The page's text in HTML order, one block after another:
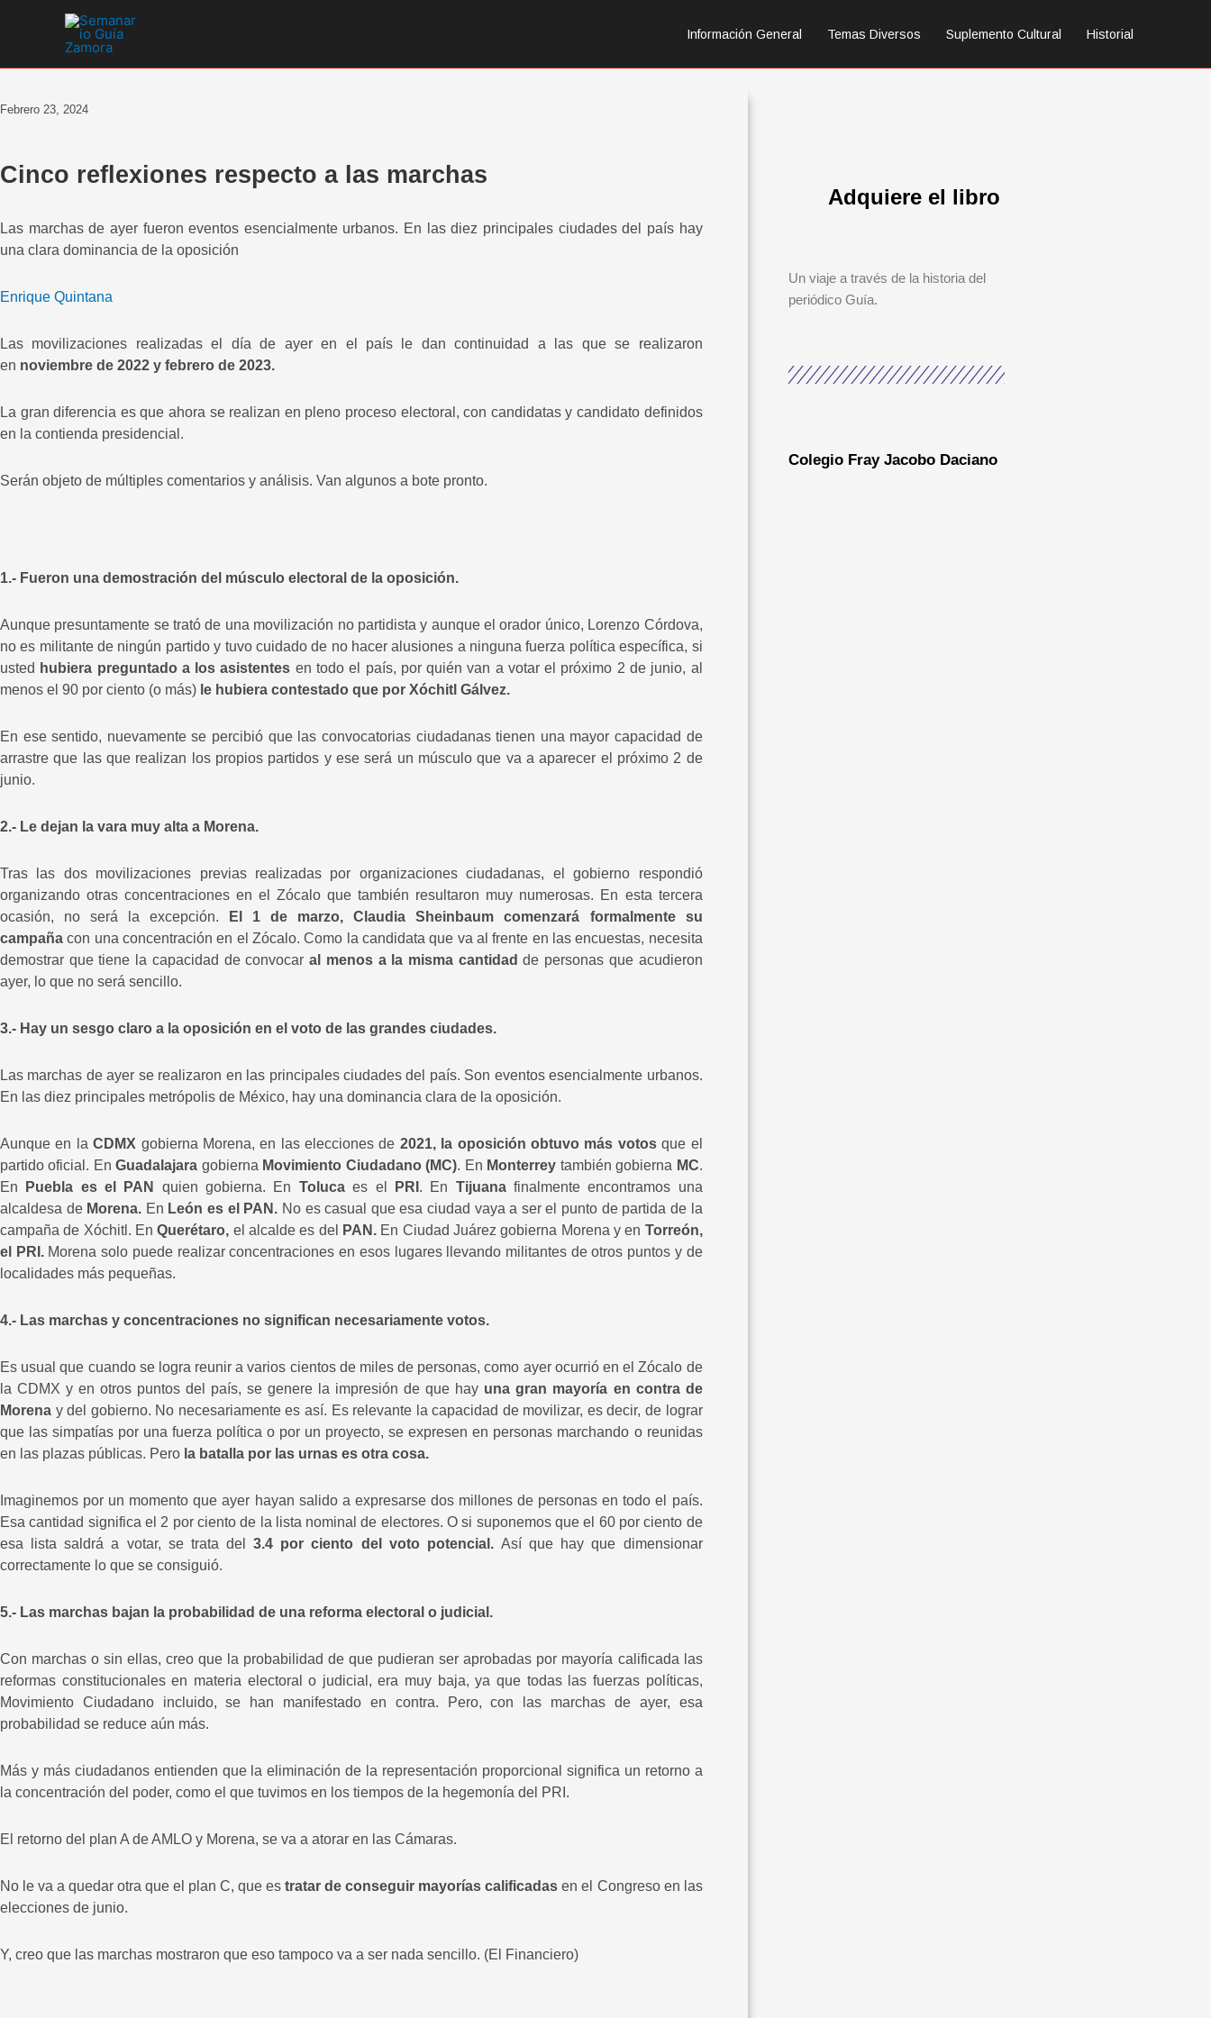
Información General Temas Diversos Suplemento Cultural Historial
Febrero 23, 2024
Cinco reflexiones respecto a las marchas
Las marchas de ayer fueron eventos esencialmente urbanos. En las diez principales ciudades del país hay
una clara dominancia de la oposición
Enrique Quintana
Las movilizaciones realizadas el día de ayer en el país le dan continuidad a las que se realizaron
en noviembre de 2022 y febrero de 2023.
La gran diferencia es que ahora se realizan en pleno proceso electoral, con candidatas y candidato definidos
en la contienda presidencial.
Serán objeto de múltiples comentarios y análisis. Van algunos a bote pronto.
1.- Fueron una demostración del músculo electoral de la oposición.
Aunque presuntamente se trató de una movilización no partidista y aunque el orador único, Lorenzo Córdova,
no es militante de ningún partido y tuvo cuidado de no hacer alusiones a ninguna fuerza política específica, si
usted hubiera preguntado a los asistentes en todo el país, por quién van a votar el próximo 2 de junio, al
menos el 90 por ciento (o más) le hubiera contestado que por Xóchitl Gálvez.
En ese sentido, nuevamente se percibió que las convocatorias ciudadanas tienen una mayor capacidad de
arrastre que las que realizan los propios partidos y ese será un músculo que va a aparecer el próximo 2 de
junio.
2.- Le dejan la vara muy alta a Morena.
Tras las dos movilizaciones previas realizadas por organizaciones ciudadanas, el gobierno respondió
organizando otras concentraciones en el Zócalo que también resultaron muy numerosas. En esta tercera
ocasión, no será la excepción.
El 1 de marzo, Claudia Sheinbaum comenzará formalmente su
campañacon una concentración en el Zócalo. Como la candidata que va al frente en las encuestas, necesita
demostrar que tiene la capacidad de convocar al menos a la misma cantidadde personas que acudieron
ayer, lo que no será sencillo.
3.- Hay un sesgo claro a la oposición en el voto de las grandes ciudades.
Las marchas de ayer se realizaron en las principales ciudades del país. Son eventos esencialmente urbanos.
En las diez principales metrópolis de México, hay una dominancia clara de la oposición.
Aunque en la CDMX gobierna Morena, en las elecciones de 2021, la oposición obtuvo más votosque el
partido oficial. EnGuadalajara gobierna Movimiento Ciudadano (MC). En Monterrey también gobierna MC.
En
Puebla es el PAN quien gobierna. En Tolucaes el PRI . En Tijuanafinalmente encontramos una
alcaldesa de Morena. En León es el PAN. No es casual que esa ciudad vaya a ser el punto de partida de la
campaña de Xóchitl. EnQuerétaro, el alcalde es del PAN. En Ciudad Juárez gobierna Morena y en Torreón,
el PRI.Morena solo puede realizar concentraciones en esos lugares llevando militantes de otros puntos y de
localidades más pequeñas.
4.- Las marchas y concentraciones no significan necesariamente votos.
Es usual que cuando se logra reunir a varios cientos de miles de personas, como ayer ocurrió en el Zócalo de
la CDMX y en otros puntos del país, se genere la impresión de que hay una gran mayoría en contra de
Morena y del gobierno. No necesariamente es así. Es relevante la capacidad de movilizar, es decir, de lograr
que las simpatías por una fuerza política o por un proyecto, se expresen en personas marchando o reunidas
en las plazas públicas. Pero la batalla por las urnas es otra cosa.
Imaginemos por un momento que ayer hayan salido a expresarse dos millones de personas en todo el país.
Esa cantidad significa el 2 por ciento de la lista nominal de electores. O si suponemos que el 60 por ciento de
esa lista saldrá a votar, se trata del3.4 por ciento del voto potencial.Así que hay que dimensionar
correctamente lo que se consiguió.
5.- Las marchas bajan la probabilidad de una reforma electoral o judicial.
Con marchas o sin ellas, creo que la probabilidad de que pudieran ser aprobadas por mayoría calificada las
reformas constitucionales en materia electoral o judicial, era muy baja, ya que todas las fuerzas políticas,
Movimiento Ciudadano incluido, se han manifestado en contra. Pero, con las marchas de ayer, esa
probabilidad se reduce aún más.
Más y más ciudadanos entienden que la eliminación de la representación proporcional significa un retorno a
la concentración del poder, como el que tuvimos en los tiempos de la hegemonía del PRI.
El retorno del plan A de AMLO y Morena, se va a atorar en las Cámaras.
No le va a quedar otra que el plan C, que estratar de conseguir mayorías calificadas en el Congreso en las
elecciones de junio.
Y, creo que las marchas mostraron que eso tampoco va a ser nada sencillo. (El Financiero)
Adquiere el libro
Un viaje a través de la historia del
periódico Guía.
Colegio Fray Jacobo Daciano